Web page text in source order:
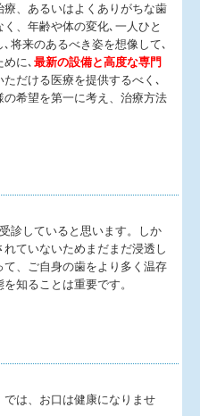
、あるいはよくありがちな歯
、年齢や体の変化､一人ひと
将来のあるべき姿を想像して､
めに､最新の設備と高度な専門
ただける医療を提供するべく､
希望を第一に考え、治療方法
診していると思います。しか
ていないためまだまだ浸透し
、ご自身の歯をより多く温存
知ることは重要です。
では、お口は健康になりませ